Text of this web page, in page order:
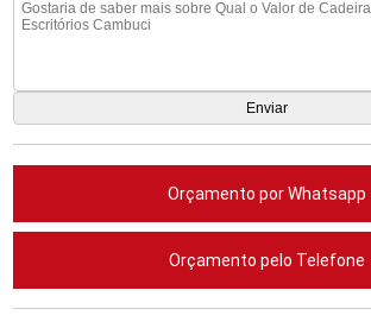
Orçamento por Whatsapp
Orçamento pelo Telefone